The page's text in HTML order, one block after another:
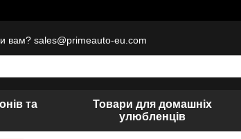
вам? sales@primeauto-eu.com
та
Товари для домашніх
улюбленців